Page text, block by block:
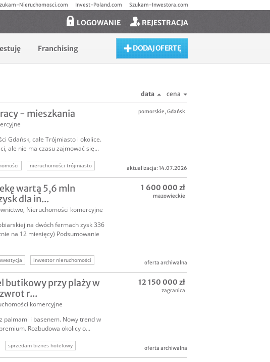
Nieruchomosci.com Invest-Poland.com Szukam-Inwestora.com
LOGOWANIE REJESTRACJA
Franchising DODAJ OFERTĘ
data cena
- mieszkania
Gdańsk, całe Trójmiasto i okolice.
ale nie ma czasu zajmować się...
nieruchomości trójmiasto
pomorskie,Gdańsk
aktualizacja: 14.07.2026
wartą 5,6 mln
dla in...
, Nieruchomości komercyjne
na dwóch fermach zysk 336
na 12 miesięcy) Podsumowanie
inwestor nieruchomości
w biznes inwestor do firmy
1 600 000 zł
mazowieckie
oferta archiwalna
butikowy przy plaży w
r...
komercyjne
palmami i basenem. Nowy trend w
Rozbudowa okolicy o...
sprzedam biznes hotelowy
hotel hiszpania
hotel w hiszpanii
12 150 000 zł
zagranica
oferta archiwalna